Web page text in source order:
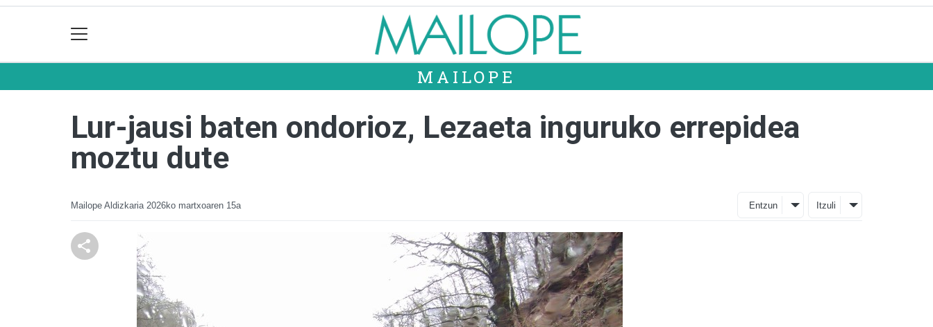
MAILOPE
Lur-jausi baten ondorioz, Lezaeta inguruko errepidea
moztu dute
Mailope Aldizkaria 2026ko martxoaren 15a Entzun Itzuli